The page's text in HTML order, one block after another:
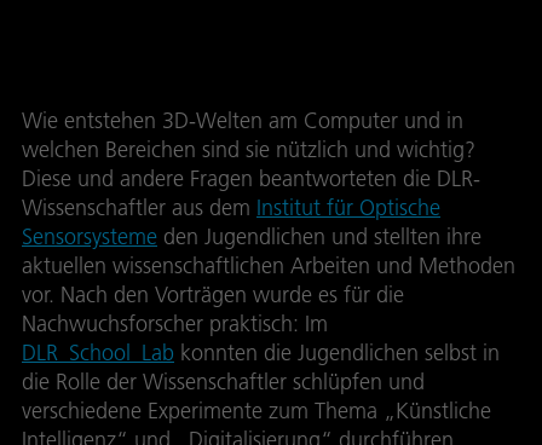
Wie entstehen 3D-Welten am Computer und in
welchen Bereichen sind sie nützlich und wichtig?
Diese und andere Fragen beantworteten die DLR-
Wissenschaftler aus dem Institut für Optische
Sensorsysteme den Jugendlichen und stellten ihre
aktuellen wissenschaftlichen Arbeiten und Methoden
vor. Nach den Vorträgen wurde es für die
Nachwuchsforscher praktisch: Im
DLR_School_Lab konnten die Jugendlichen selbst in
die Rolle der Wissenschaftler schlüpfen und
verschiedene Experimente zum Thema „Künstliche